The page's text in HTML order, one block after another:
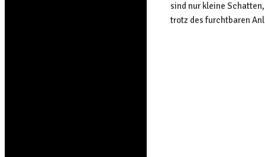
sind nur kleine
trotz des furchtbaren